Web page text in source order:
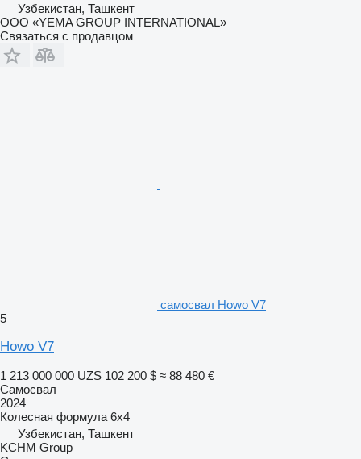
Узбекистан, Ташкент
ООО «YEMA GROUP INTERNATIONAL»
Связаться с продавцом
самосвал Howo V7
5
Howo V7
1 213 000 000 UZS 102 200 $ ≈ 88 480 €
Самосвал
2024
Колесная формула 6x4
Узбекистан, Ташкент
KCHM Group